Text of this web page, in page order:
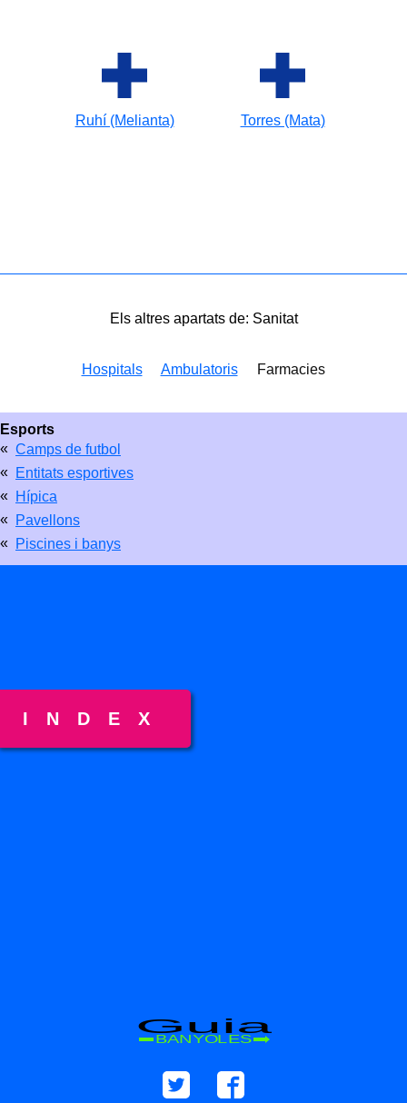
Ruhí (Melianta) Torres (Mata)
Els altres apartats de: Sanitat
Hospitals Ambulatoris Farmacies
Esports
« Camps de futbol
« Entitats esportives
« Hípica
« Pavellons
« Piscines i banys
Guia
BANYOLES
INDEX